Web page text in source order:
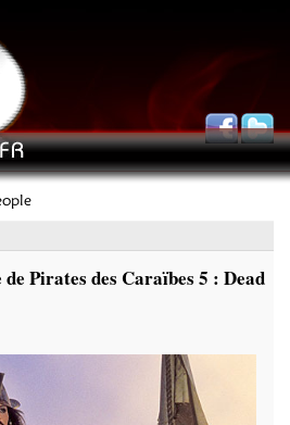
Pirates des Caraïbes 5 : Dead